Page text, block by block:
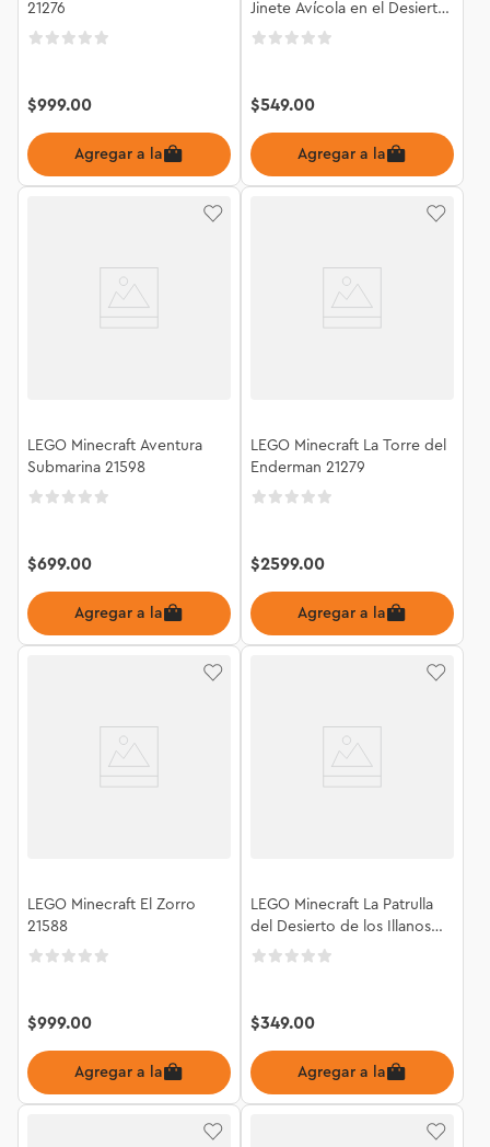
21276
$999.00
Agregar a la bolsa
Jinete Avícola en el Desierto
21592
$549.00
Agregar a la bolsa
LEGO Minecraft Aventura
Submarina 21598
$699.00
Agregar a la bolsa
LEGO Minecraft La Torre del
Enderman 21279
$2599.00
Agregar a la bolsa
LEGO Minecraft El Zorro
21588
$999.00
Agregar a la bolsa
LEGO Minecraft La Patrulla
del Desierto de los Illanos
21267
$349.00
Agregar a la bolsa